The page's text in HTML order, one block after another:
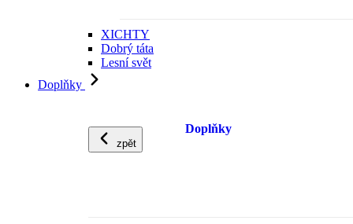
XICHTY
Dobrý táta
Lesní svět
Doplňky
zpět
Doplňky